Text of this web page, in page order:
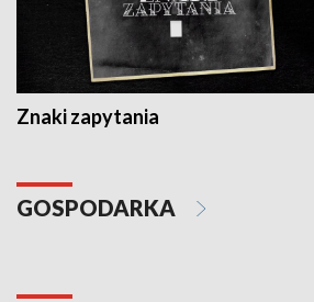
Znaki zapytania
GOSPODARKA